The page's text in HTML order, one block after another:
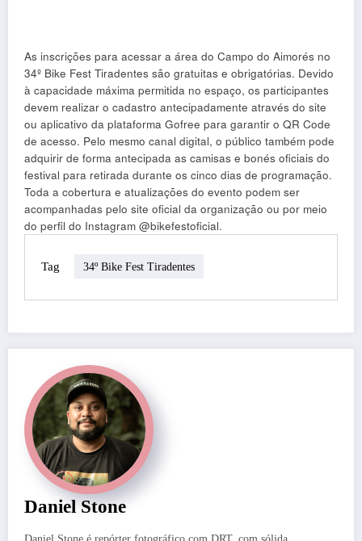
As inscrições para acessar a área do Campo do Aimorés no
34º Bike Fest Tiradentes são gratuitas e obrigatórias. Devido
à capacidade máxima permitida no espaço, os participantes
devem realizar o cadastro antecipadamente através do site
ou aplicativo da plataforma Gofree para garantir o QR Code
de acesso. Pelo mesmo canal digital, o público também pode
adquirir de forma antecipada as camisas e bonés oficiais do
festival para retirada durante os cinco dias de programação.
Toda a cobertura e atualizações do evento podem ser
acompanhadas pelo site oficial da organização ou por meio
do perfil do Instagram @bikefestoficial.
Tag 34º Bike Fest Tiradentes
Daniel Stone